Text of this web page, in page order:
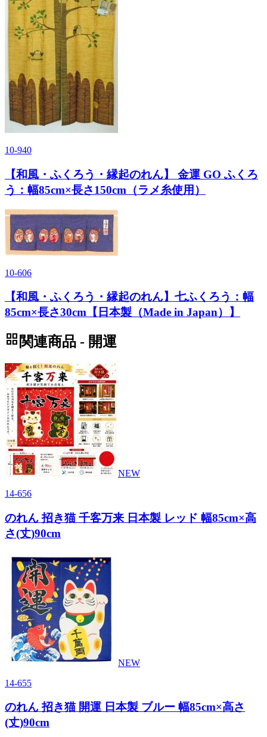
10-940
【和風・ふくろう・縁起のれん】 金運 GO ふくろ
う：幅85cm×長さ150cm（ラメ糸使用）
10-606
【和風・ふくろう・縁起のれん】七ふくろう：幅
85cm×長さ30cm【日本製（Made in Japan）】
grid_view 関連商品 - 開運
NEW
14-656
のれん 招き猫 千客万来 日本製 レッド 幅85cm×高
さ(丈)90cm
NEW
14-655
のれん 招き猫 開運 日本製 ブルー 幅85cm×高さ
(丈)90cm